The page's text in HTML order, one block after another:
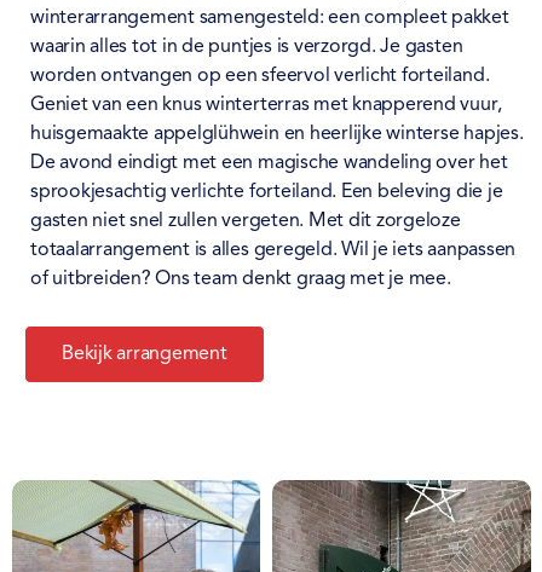
winterarrangement samengesteld: een compleet pakket
waarin alles tot in de puntjes is verzorgd.Je gasten
worden ontvangen op een sfeervol verlicht forteiland.
Geniet van een knus winterterras met knapperend vuur,
huisgemaakte appelglühwein en heerlijke winterse hapjes.
De avond eindigt met een magische wandeling over het
sprookjesachtig verlichte forteiland. Een beleving die je
gasten niet snel zullen vergeten. Met dit zorgeloze
totaalarrangement is alles geregeld. Wil je iets aanpassen
of uitbreiden? Ons team denkt graag met je mee.
Bekijk arrangement